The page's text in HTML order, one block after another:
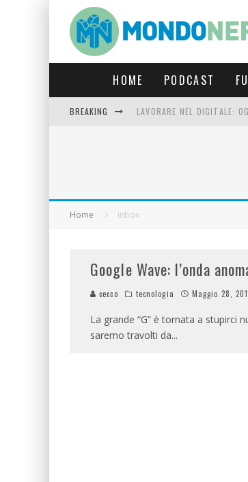
HOME PODCAST
BREAKING LAVORARE NEL DIGITALE:
Home inbox
Google Wave: l’onda
cecco tecnologia Maggio 28,
La grande “G” è tornata a stupirci
saremo travolti da...